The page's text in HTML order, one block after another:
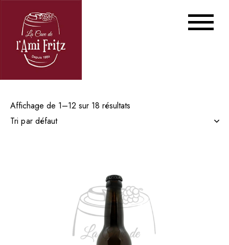
Affichage de 1–12 sur 18 résultats